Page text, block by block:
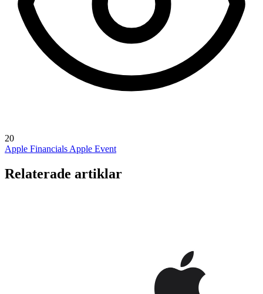
20
Apple Financials Apple Event
Relaterade artiklar